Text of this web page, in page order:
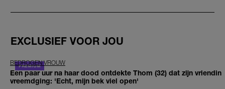
EXCLUSIEF VOOR JOU
BEDROGEN VROUW
Een paar uur na haar dood ontdekte Thom (32) dat zijn vriendin
vreemdging: 'Echt, mijn bek viel open'